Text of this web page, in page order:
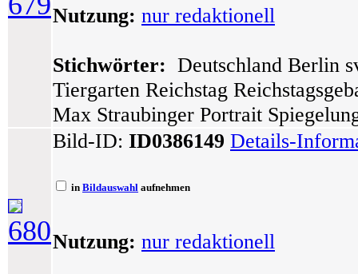
Nutzung: nur redaktionell
Stichwörter: Deutschland Berlin
Tiergarten Reichstag
Max Straubinger Portrait
680
Bild-ID: ID0386149 Details-
in Bildauswahl aufnehmen
Nutzung: nur redaktionell